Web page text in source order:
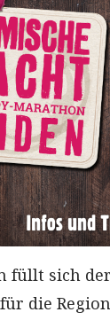
füllt sich der
die